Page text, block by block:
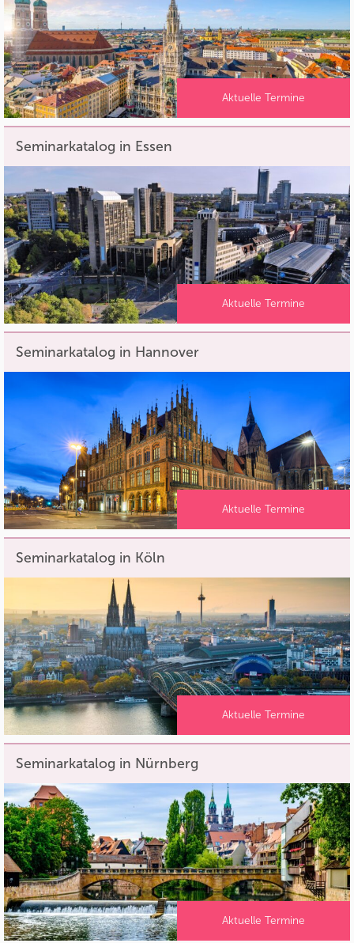
Aktuelle Termine
Seminarkatalog in Essen
Aktuelle Termine
Seminarkatalog in Hannover
Aktuelle Termine
Seminarkatalog in Köln
Aktuelle Termine
Seminarkatalog in Nürnberg
Aktuelle Termine